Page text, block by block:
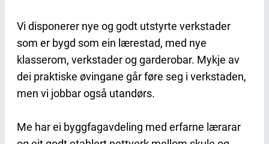
Vi disponerer nye og godt utstyrte verkstader
som er bygd som ein lærestad, med nye
klasserom, verkstader og garderobar. Mykje av
dei praktiske øvingane går føre seg i verkstaden,
men vi jobbar også utandørs.
Me har ei byggfagavdeling med erfarne lærarar